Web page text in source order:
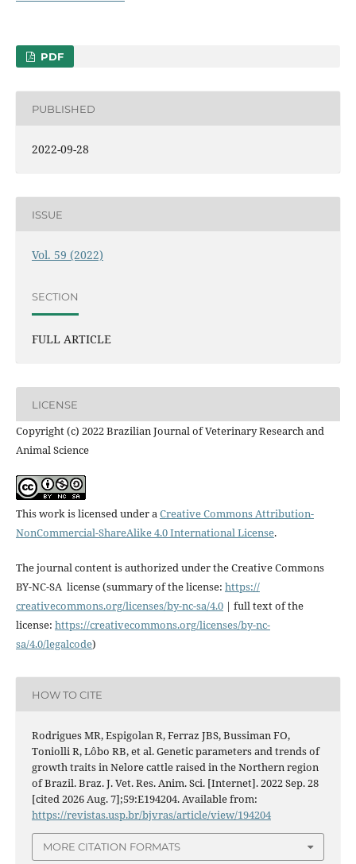
PDF
PUBLISHED
2022-09-28
ISSUE
Vol. 59 (2022)
SECTION
FULL ARTICLE
LICENSE
Copyright (c) 2022 Brazilian Journal of Veterinary Research and
Animal Science
This work is licensed under aCreative Commons Attribution-
NonCommercial-ShareAlike 4.0 International License.
The journal content is authorized under the Creative Commons
BY-NC-SA license (summary of the license: https://
creativecommons.org/licenses/by-nc-sa/4.0| full text of the
license: https://creativecommons.org/licenses/by-nc-
sa/4.0/legalcode)
HOW TO CITE
Rodrigues MR, Espigolan R, Ferraz JBS, Bussiman FO,
Toniolli R, Lôbo RB, et al. Genetic parameters and trends of
growth traits in Nelore cattle raised in the Northern region
of Brazil. Braz. J. Vet. Res. Anim. Sci. [Internet]. 2022 Sep. 28
[cited 2026 Aug. 7];59:E194204. Available from:
https://revistas.usp.br/bjvras/article/view/194204
MORE CITATION FORMATS